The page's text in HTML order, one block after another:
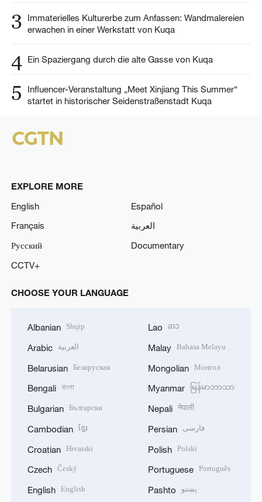
3
Immaterielles Kulturerbe zum Anfassen: Wandmalereien
erwachen in einer Werkstatt von Kuqa
4 Ein Spaziergang durch die alte Gasse von Kuqa
5
Influencer-Veranstaltung „Meet Xinjiang This Summer“
startet in historischer Seidenstraßenstadt Kuqa
EXPLORE MORE
English
Español
Français
العربية
Русский
Documentary
CCTV+
CHOOSE YOUR LANGUAGE
Albanian Shqip
Arabic العربية
Belarusian Беларуская
Bengali বাংলা
Bulgarian Български
Cambodian ខ្មែរ
Croatian Hrvatski
Czech Český
English English
Lao ລາວ
Malay Bahasa Melayu
Mongolian Монгол
Myanmar မြန်မာဘာသာ
Nepali नेपाली
Persian فارسی
Polish Polski
Portuguese Português
Pashto پښتو